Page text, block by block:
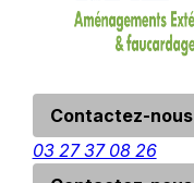
Contactez-nous
03 27 37 08 26